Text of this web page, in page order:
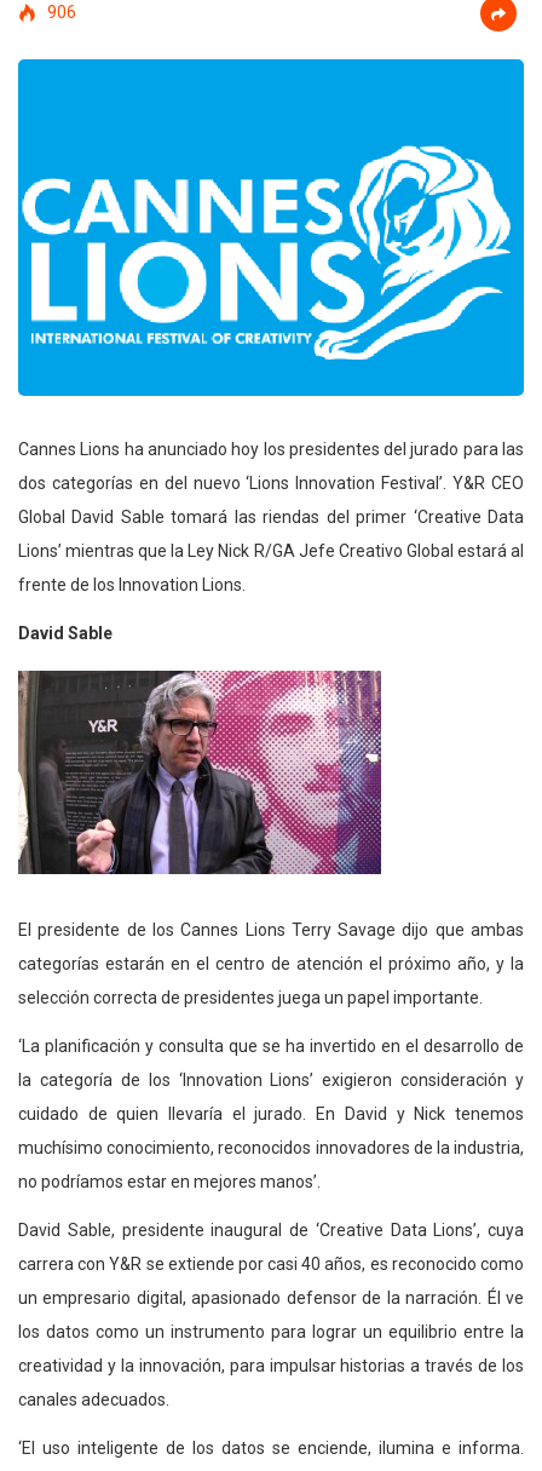
906
Cannes Lions ha anunciado hoy los presidentes del jurado para las
dos categorías en del nuevo ‘Lions Innovation Festival’. Y&R CEO
Global David Sable tomará las riendas del primer ‘Creative Data
Lions’ mientras que la Ley Nick R/GA Jefe Creativo Global estará al
frente de los Innovation Lions.
David Sable
El presidente de los Cannes Lions Terry Savage dijo que ambas
categorías estarán en el centro de atención el próximo año, y la
selección correcta de presidentes juega un papel importante.
‘La planificación y consulta que se ha invertido en el desarrollo de
la categoría de los ‘Innovation Lions’ exigieron consideración y
cuidado de quien llevaría el jurado. En David y Nick tenemos
muchísimo conocimiento, reconocidos innovadores de la industria,
no podríamos estar en mejores manos’.
David Sable, presidente inaugural de ‘Creative Data Lions’, cuya
carrera con Y&R se extiende por casi 40 años, es reconocido como
un empresario digital, apasionado defensor de la narración. Él ve
los datos como un instrumento para lograr un equilibrio entre la
creatividad y la innovación, para impulsar historias a través de los
canales adecuados.
‘El uso inteligente de los datos se enciende, ilumina e informa.